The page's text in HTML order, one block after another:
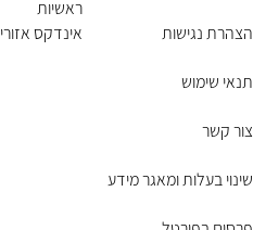
הצהרת נגישות
תנאי שימוש
צור קשר
שינוי בעלות ומאגר מידע
ראשיות
אינדקס